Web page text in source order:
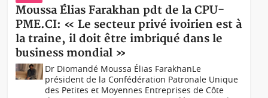
Moussa Élias Farakhan pdt de la CPU-
PME.CI: « Le secteur privé ivoirien est à
la traine, il doit être imbriqué dans le
business mondial »
Dr Diomandé Moussa Élias FarakhanLe
président de la Confédération Patronale Unique
des Petites et Moyennes Entreprises de Côte